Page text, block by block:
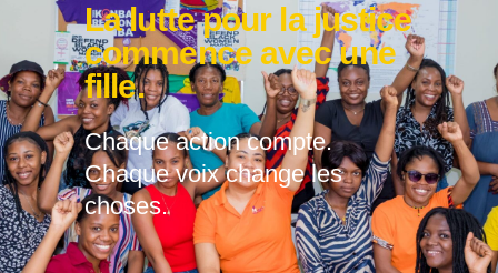
La lutte pour la justice
commence avec une
fille.
Chaque action compte.
Chaque voix change les
choses.